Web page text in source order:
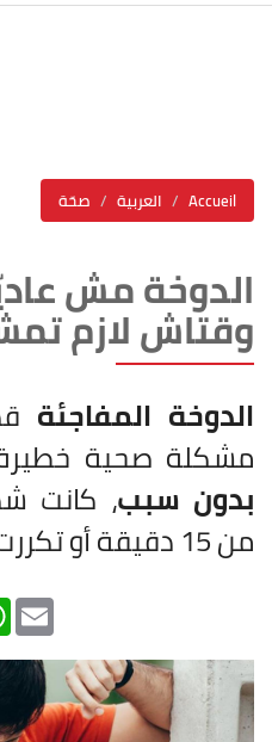
صحّة العربية Accueil
الدوخة مش
وقتاش لازم
الدوخة المفاجئة
مشكلة صحية
بدون سبب، كانت
من 15 دقيقة أو تكررت باستمرار.
Email